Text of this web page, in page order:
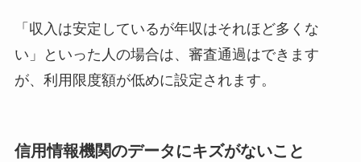
「収入は安定しているが年収はそれほど多くな
い」といった人の場合は、審査通過はできます
が、利用限度額が低めに設定されます。
信用情報機関のデータにキズがないこと